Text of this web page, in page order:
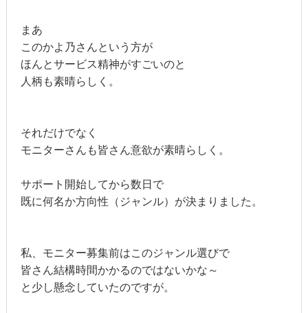
まあ
このかよ乃さんという方が
ほんとサービス精神がすごいのと
人柄も素晴らしく。
それだけでなく
モニターさんも皆さん意欲が素晴らしく。
サポート開始してから数日で
既に何名か方向性（ジャンル）が決まりました。
私、モニター募集前はこのジャンル選びで
皆さん結構時間かかるのではないかな～
と少し懸念していたのですが。